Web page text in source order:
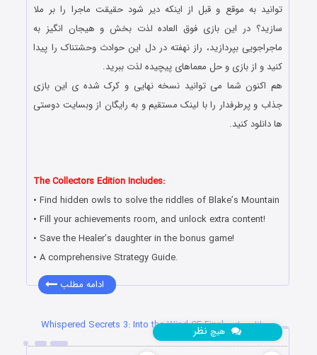
توانید به موقع و قبل از اینکه دیر شود حقیقت ماجرا را بر ملا
سازید؟ در این بازی فوق العاده لذت بخش و هیجان انگیز به
ماجراجویی بپردازید، راز نهفته در دل این حوادث وحشتناک را پیدا
کنید و از بازی و حل معماهای پیچیده لذت ببرید.
هم اکنون شما می توانید نسخه نهایی و کرک شده ی این بازی
جذاب و پرطرفدار را با لینک مستقیم و به رایگان از وبسایت دوستی
ها دانلود کنید.
The Collectors Edition Includes:
• Find hidden owls to solve the riddles of Blake’s Mountain
• Fill your achievements room, and unlock extra content!
• Save the Healer’s daughter in the bonus game!
• A comprehensive Strategy Guide.
ادامه مطلب
دانلود بازی Whispered Secrets 3: Into the Wind CE Finalهیچ نظر